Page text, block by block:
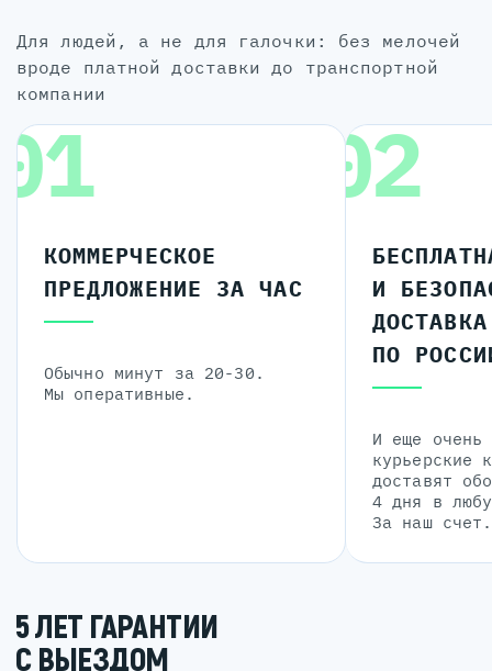
для людей, а не для галочки: без мелочей
вроде платной доставки до транспортной
компании
КОММЕРЧЕСКОЕ
ПРЕДЛОЖЕНИЕ ЗА ЧАС
Обычно минут за 20-30.
Мы оперативные.
02
И
ДОСТАВКА
ПО
И еще очень
курьерские
доставят
4 дня в
За наш счет.
5 ЛЕТ ГАРАНТИИ
С ВЫЕЗДОМ